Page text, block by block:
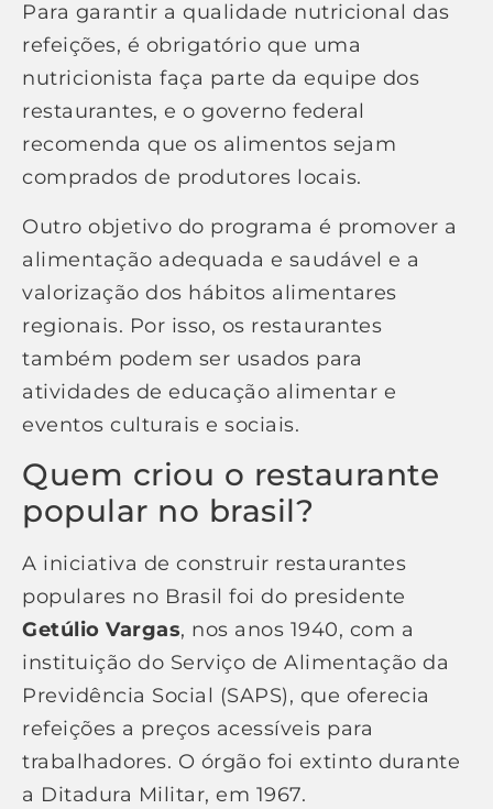
Para garantir a qualidade nutricional das
refeições, é obrigatório que uma
nutricionista faça parte da equipe dos
restaurantes, e o governo federal
recomenda que os alimentos sejam
comprados de produtores locais.
Outro objetivo do programa é promover a
alimentação adequada e saudável e a
valorização dos hábitos alimentares
regionais. Por isso, os restaurantes
também podem ser usados para
atividades de educação alimentar e
eventos culturais e sociais.
Quem criou o restaurante
popular no brasil?
A iniciativa de construir restaurantes
populares no Brasil foi do presidente
Getúlio Vargas, nos anos 1940, com a
instituição do Serviço de Alimentação da
Previdência Social (SAPS), que oferecia
refeições a preços acessíveis para
trabalhadores. O órgão foi extinto durante
a Ditadura Militar, em 1967.